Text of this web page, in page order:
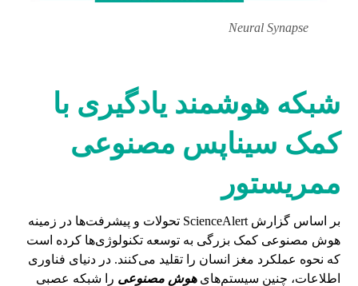
Neural Synapse
شبکه هوشمند یادگیری با
کمک سیناپس مصنوعی
ممریستور
بر اساس گزارش ScienceAlert تحولات و پیشرفت‌ها در زمینه
هوش مصنوعی کمک بزرگی به توسعه تکنولوژی‌ها کرده است
که نحوه عملکرد مغز انسان را تقلید می‌کنند. در دنیای فناوری
اطلاعات، چنین سیستم‌هایهوش مصنوعی را شبکه عصبی